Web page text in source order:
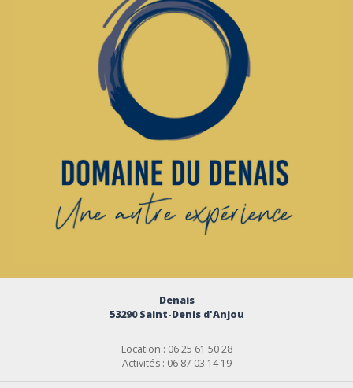
Denais
53290 Saint-Denis d'Anjou
Location : 06 25 61 50 28
Activités : 06 87 03 14 19